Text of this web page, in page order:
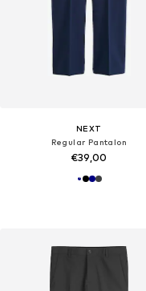
NEXT
Regular Pantalon
€39,00